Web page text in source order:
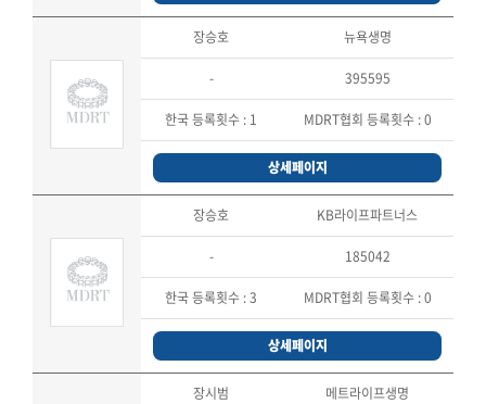
장승호 뉴욕생명
- 395595
한국 등록횟수 : 1 MDRT협회 등록횟수 :0
상세페이지
장승호 KB라이프파트너스
- 185042
한국 등록횟수 :3 MDRT협회 등록횟수 :0
상세페이지
장시범 메트라이프생명